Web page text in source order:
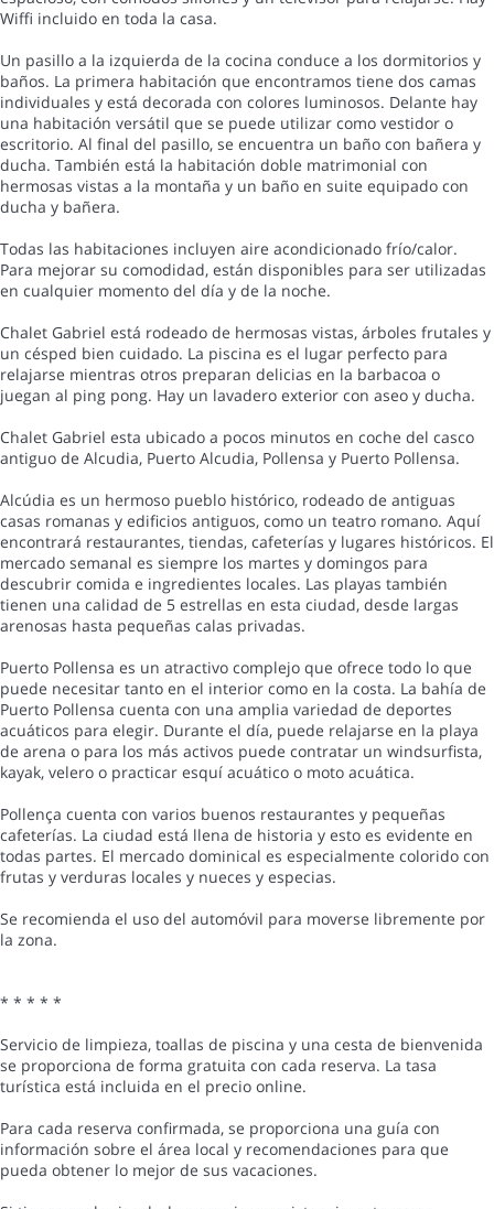
Wiffi incluido en toda la casa.
Un pasillo a la izquierda de la cocina conduce a los dormitorios y
baños. La primera habitación que encontramos tiene dos camas
individuales y está decorada con colores luminosos. Delante hay
una habitación versátil que se puede utilizar como vestidor o
escritorio. Al final del pasillo, se encuentra un baño con bañera y
ducha. También está la habitación doble matrimonial con
hermosas vistas a la montaña y un baño en suite equipado con
ducha y bañera.
Todas las habitaciones incluyen aire acondicionado frío/calor.
Para mejorar su comodidad, están disponibles para ser utilizadas
en cualquier momento del día y de la noche.
Chalet Gabriel está rodeado de hermosas vistas, árboles frutales y
un césped bien cuidado. La piscina es el lugar perfecto para
relajarse mientras otros preparan delicias en la barbacoa o
juegan al ping pong. Hay un lavadero exterior con aseo y ducha.
Chalet Gabriel esta ubicado a pocos minutos en coche del casco
antiguo de Alcudia, Puerto Alcudia, Pollensa y Puerto Pollensa.
Alcúdia es un hermoso pueblo histórico, rodeado de antiguas
casas romanas y edificios antiguos, como un teatro romano. Aquí
encontrará restaurantes, tiendas, cafeterías y lugares históricos. El
mercado semanal es siempre los martes y domingos para
descubrir comida e ingredientes locales. Las playas también
tienen una calidad de 5 estrellas en esta ciudad, desde largas
arenosas hasta pequeñas calas privadas.
Puerto Pollensa es un atractivo complejo que ofrece todo lo que
puede necesitar tanto en el interior como en la costa. La bahía de
Puerto Pollensa cuenta con una amplia variedad de deportes
acuáticos para elegir. Durante el día, puede relajarse en la playa
de arena o para los más activos puede contratar un windsurfista,
kayak, velero o practicar esquí acuático o moto acuática.
Pollença cuenta con varios buenos restaurantes y pequeñas
cafeterías. La ciudad está llena de historia y esto es evidente en
todas partes. El mercado dominical es especialmente colorido con
frutas y verduras locales y nueces y especias.
Se recomienda el uso del automóvil para moverse libremente por
la zona.
* * * * *
Servicio de limpieza, toallas de piscina y una cesta de bienvenida
se proporciona de forma gratuita con cada reserva. La tasa
turística está incluida en el precio online.
Para cada reserva confirmada, se proporciona una guía con
información sobre el área local y recomendaciones para que
pueda obtener lo mejor de sus vacaciones.